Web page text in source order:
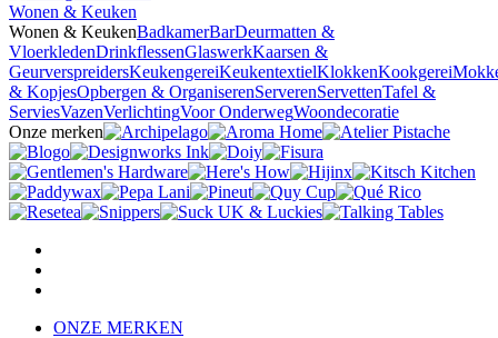
Wonen & Keuken
Wonen & KeukenBadkamerBarDeurmatten &
VloerkledenDrinkflessenGlaswerkKaarsen &
GeurverspreidersKeukengereiKeukentextielKlokkenKookgerei
& KopjesOpbergen & OrganiserenServerenServettenTafel &
ServiesVazenVerlichtingVoor OnderwegWoondecoratie
Onze merken
ONZE MERKEN